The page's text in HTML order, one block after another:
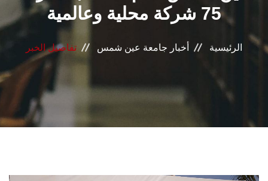
المراكز والوحدات
الأنظمة الذكية
75 شركة محلية وعالمية
الرئيسية أخبار جامعة عين شمس تفاصيل الخبر